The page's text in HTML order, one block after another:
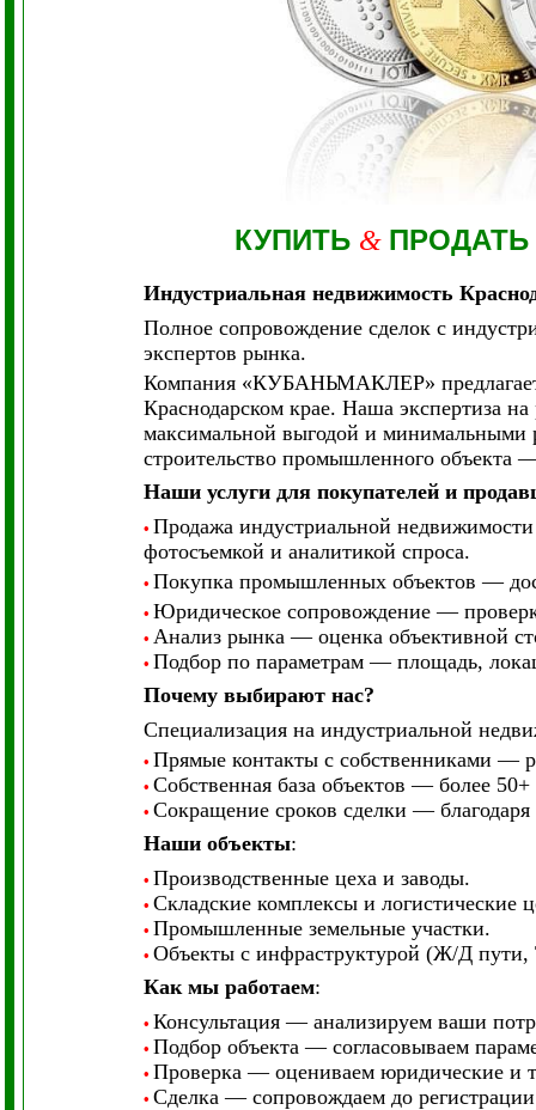
КУПИТЬ &
Индустриальная недвижимость
Полное сопровождение сделок с
экспертов рынка.
Компания «КУБАНЬМАКЛЕР» предлагает
Краснодарском крае. Наша экспертиза
максимальной выгодой и минимальными
строительство промышленного
Наши услуги для покупателей и
• Продажа индустриальной
фотосъемкой и аналитикой спроса.
• Покупка промышленных объектов —
• Юридическое сопровождение —
• Анализ рынка — оценка объективной
• Подбор по параметрам — площадь,
Почему выбирают нас?
Специализация на индустриальной
• Прямые контакты с собственниками —
• Собственная база объектов — более
• Сокращение сроков сделки —
Наши объекты:
• Производственные цеха и заводы.
• Складские комплексы и логистические
• Промышленные земельные участки.
• Объекты с инфраструктурой (Ж/Д
Как мы работаем:
• Консультация — анализируем ваши
• Подбор объекта — согласовываем
• Проверка — оцениваем юридические и
• Сделка — сопровождаем до регистрации